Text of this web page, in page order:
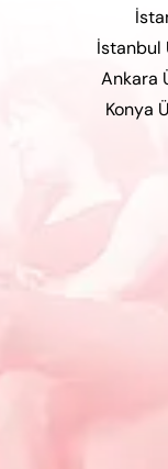
İstanbul
Ankara
Konya